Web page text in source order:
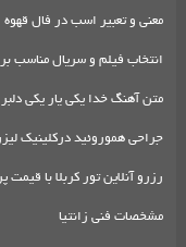
معنی و تعبیر اسب در فال قهوه
انتخاب فیلم و سریال مناسب
متن آهنگ خدا یکی یار یکی
جراحی هموروئید درکلینیک
رزرو آنلاین تور کربلا با
مشخصات فنی زانتیا